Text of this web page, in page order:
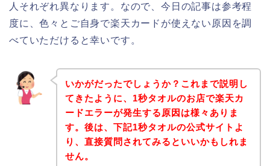
人それぞれ異なります。なので、今日の記事は参考程
度に、色々とご自身で楽天カードが使えない原因を調
べていただけると幸いです。
いかがだったでしょうか？これまで説明し
てきたように、1秒タオルのお店で楽天カ
ードエラーが発生する原因は様々ありま
す。後は、下記1秒タオルの公式サイトよ
り、直接質問されてみるといいかもしれま
せん。